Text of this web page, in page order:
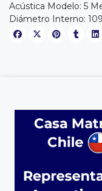
Acústica Modelo: 5
Diámetro Interno: